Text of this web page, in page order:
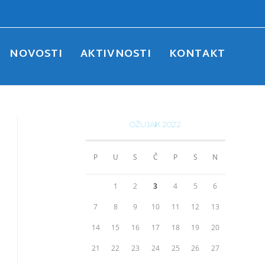
NOVOSTI AKTIVNOSTI KONTAKT
OŽUJAK 2022
P U S Č P S N
1 2 3 4 5 6
7 8 9 10 11 12 13
14 15 16 17 18 19 20
21 22 23 24 25 26 27